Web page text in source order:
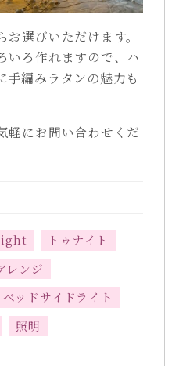
選びいただけます。
ろ作れますので、 ハ
手編みラタンの魅力も
軽にお問い合わせくだ
トゥナイト
レンジ
ベッドサイドライト
照明